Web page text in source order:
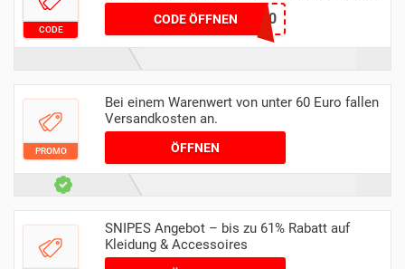
CODE
CODE ÖFFNENLAST20
PROMO
Bei einem Warenwert von unter 60 Euro fallen
Versandkosten an.
ÖFFNEN
SNIPES Angebot – bis zu 61% Rabatt auf
Kleidung & Accessoires